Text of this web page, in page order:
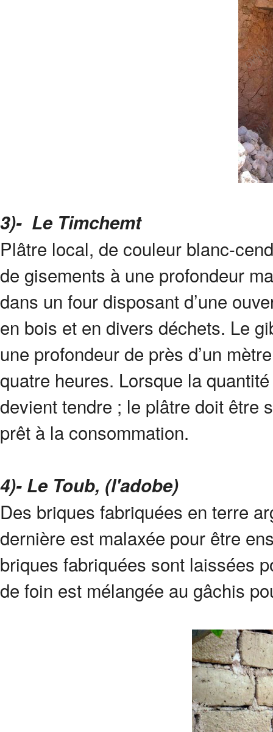
3)- Le Timchemt
Plâtre local, de couleur blanc-
de gisements à une profondeur
dans un four disposant d’une
en bois et en divers déchets. Le
une profondeur de près d’un
quatre heures. Lorsque la
devient tendre ; le plâtre doit être
prêt à la consommation.
4)- Le Toub, (l'adobe)
Des briques fabriquées en terre
dernière est malaxée pour être
briques fabriquées sont laissées
de foin est mélangée au gâchis